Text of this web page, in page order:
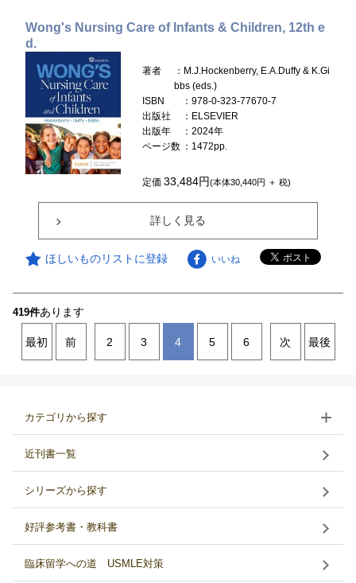
Wong's Nursing Care of Infants & Children, 12th e
d.
著者
：M.J.Hockenberry, E.A.Duffy & K.Gi
bbs (eds.)
ISBN
：978-0-323-77670-7
出版社
：ELSEVIER
出版年
：2024年
ページ数 ：1472pp.
定価33,484円(本体30,440円 ＋ 税)
詳しく見る
ほしいものリストに登録 いいね
419件あります
最初 前 2 3 4 5 6 次 最後
カテゴリから探す
近刊書一覧
シリーズから探す
好評参考書・教科書
臨床留学への道 USMLE対策